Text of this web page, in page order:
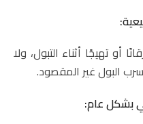
أو تهيجًا أثناء التبول، ولا
البول غير المقصود.